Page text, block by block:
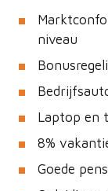
niveau
Laptop en
8%
Goede